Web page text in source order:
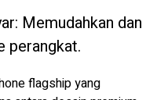
Memudahkan dan
perangkat.
flagship yang